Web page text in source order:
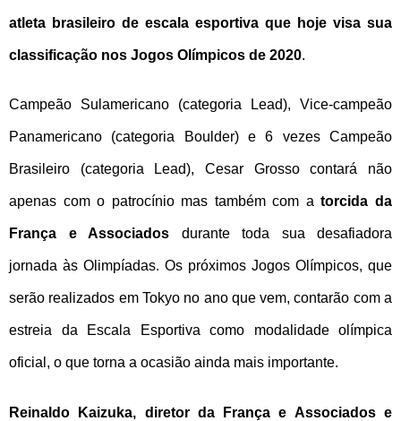
atleta brasileiro de escala esportiva que hoje visa sua
classificação nos Jogos Olímpicos de 2020.
Campeão Sulamericano (categoria Lead), Vice-campeão
Panamericano (categoria Boulder) e 6 vezes Campeão
Brasileiro (categoria Lead), Cesar Grosso contará não
apenas com o patrocínio mas também com atorcida da
França e Associados durante toda sua desafiadora
jornada às Olimpíadas. Os próximos Jogos Olímpicos, que
serão realizados em Tokyo no ano que vem, contarão com a
estreia da Escala Esportiva como modalidade olímpica
oficial, o que torna a ocasião ainda mais importante.
Reinaldo Kaizuka, diretor da França e Associados e